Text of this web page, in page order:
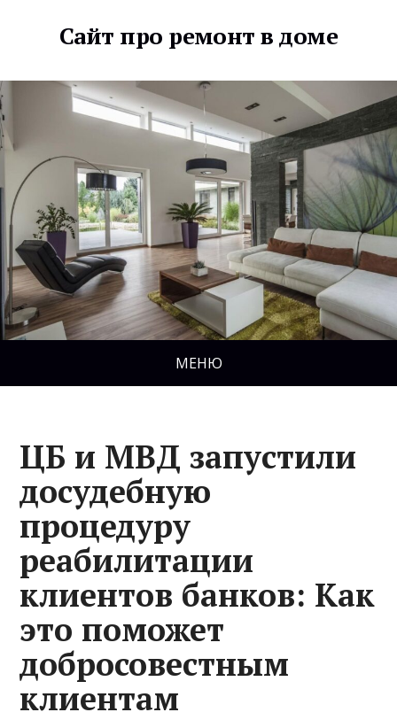
Сайт про ремонт в доме
МЕНЮ
ЦБ и МВД запустили
досудебную
процедуру
реабилитации
клиентов банков: Как
это поможет
добросовестным
клиентам